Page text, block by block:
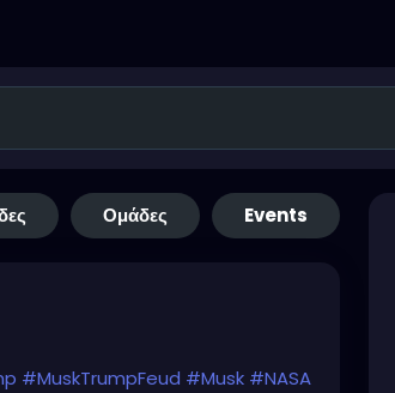
Ομάδες Events
#MuskTrumpFeud #Musk #NASA